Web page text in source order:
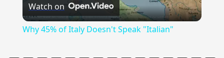
Video
Watch on
Why 45% of Italy Doesn't Speak "Italian"